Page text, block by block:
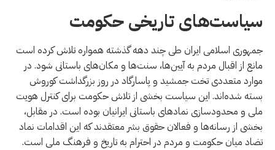
سیاست‌های تاریخی حکومت
جمهوری اسلامی ایران طی چند دهه گذشته همواره تلاش کرده است
مانع از اقبال مردم به آیین‌ها، سنت‌ها و مکان‌های باستانی شود. در
موارد متعددی تخت جمشید و پاسارگاد در روز بزرگداشت کوروش
بسته شده‌اند. این سیاست بخشی از تلاش حکومت برای کنترل هویت
ملی و محدودسازی نمادهای باستانی ایرانیان بوده است. در مقابل،
بخشی از رسانه‌ها و فعالان حقوق بشر معتقدند که این اقدامات نماد
تضاد میان حکومت و مردم در احترام به تاریخ و فرهنگ ملی است.